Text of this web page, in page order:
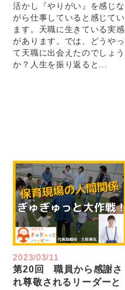
活かし『やりがい』を感じな
がら仕事していると感じてい
ます。天職に生きている実感
があります。では、どうやっ
て天職に出会えたのでしょう
か？人生を振り返ると...
2023/03/11
第20回 職員から感謝さ
れ尊敬されるリーダーと